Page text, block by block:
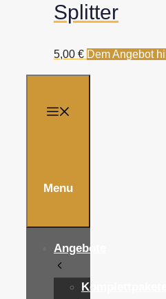
Splitter
5,00 € Dem Angebot
Menu
Angebote
Komplettpakete